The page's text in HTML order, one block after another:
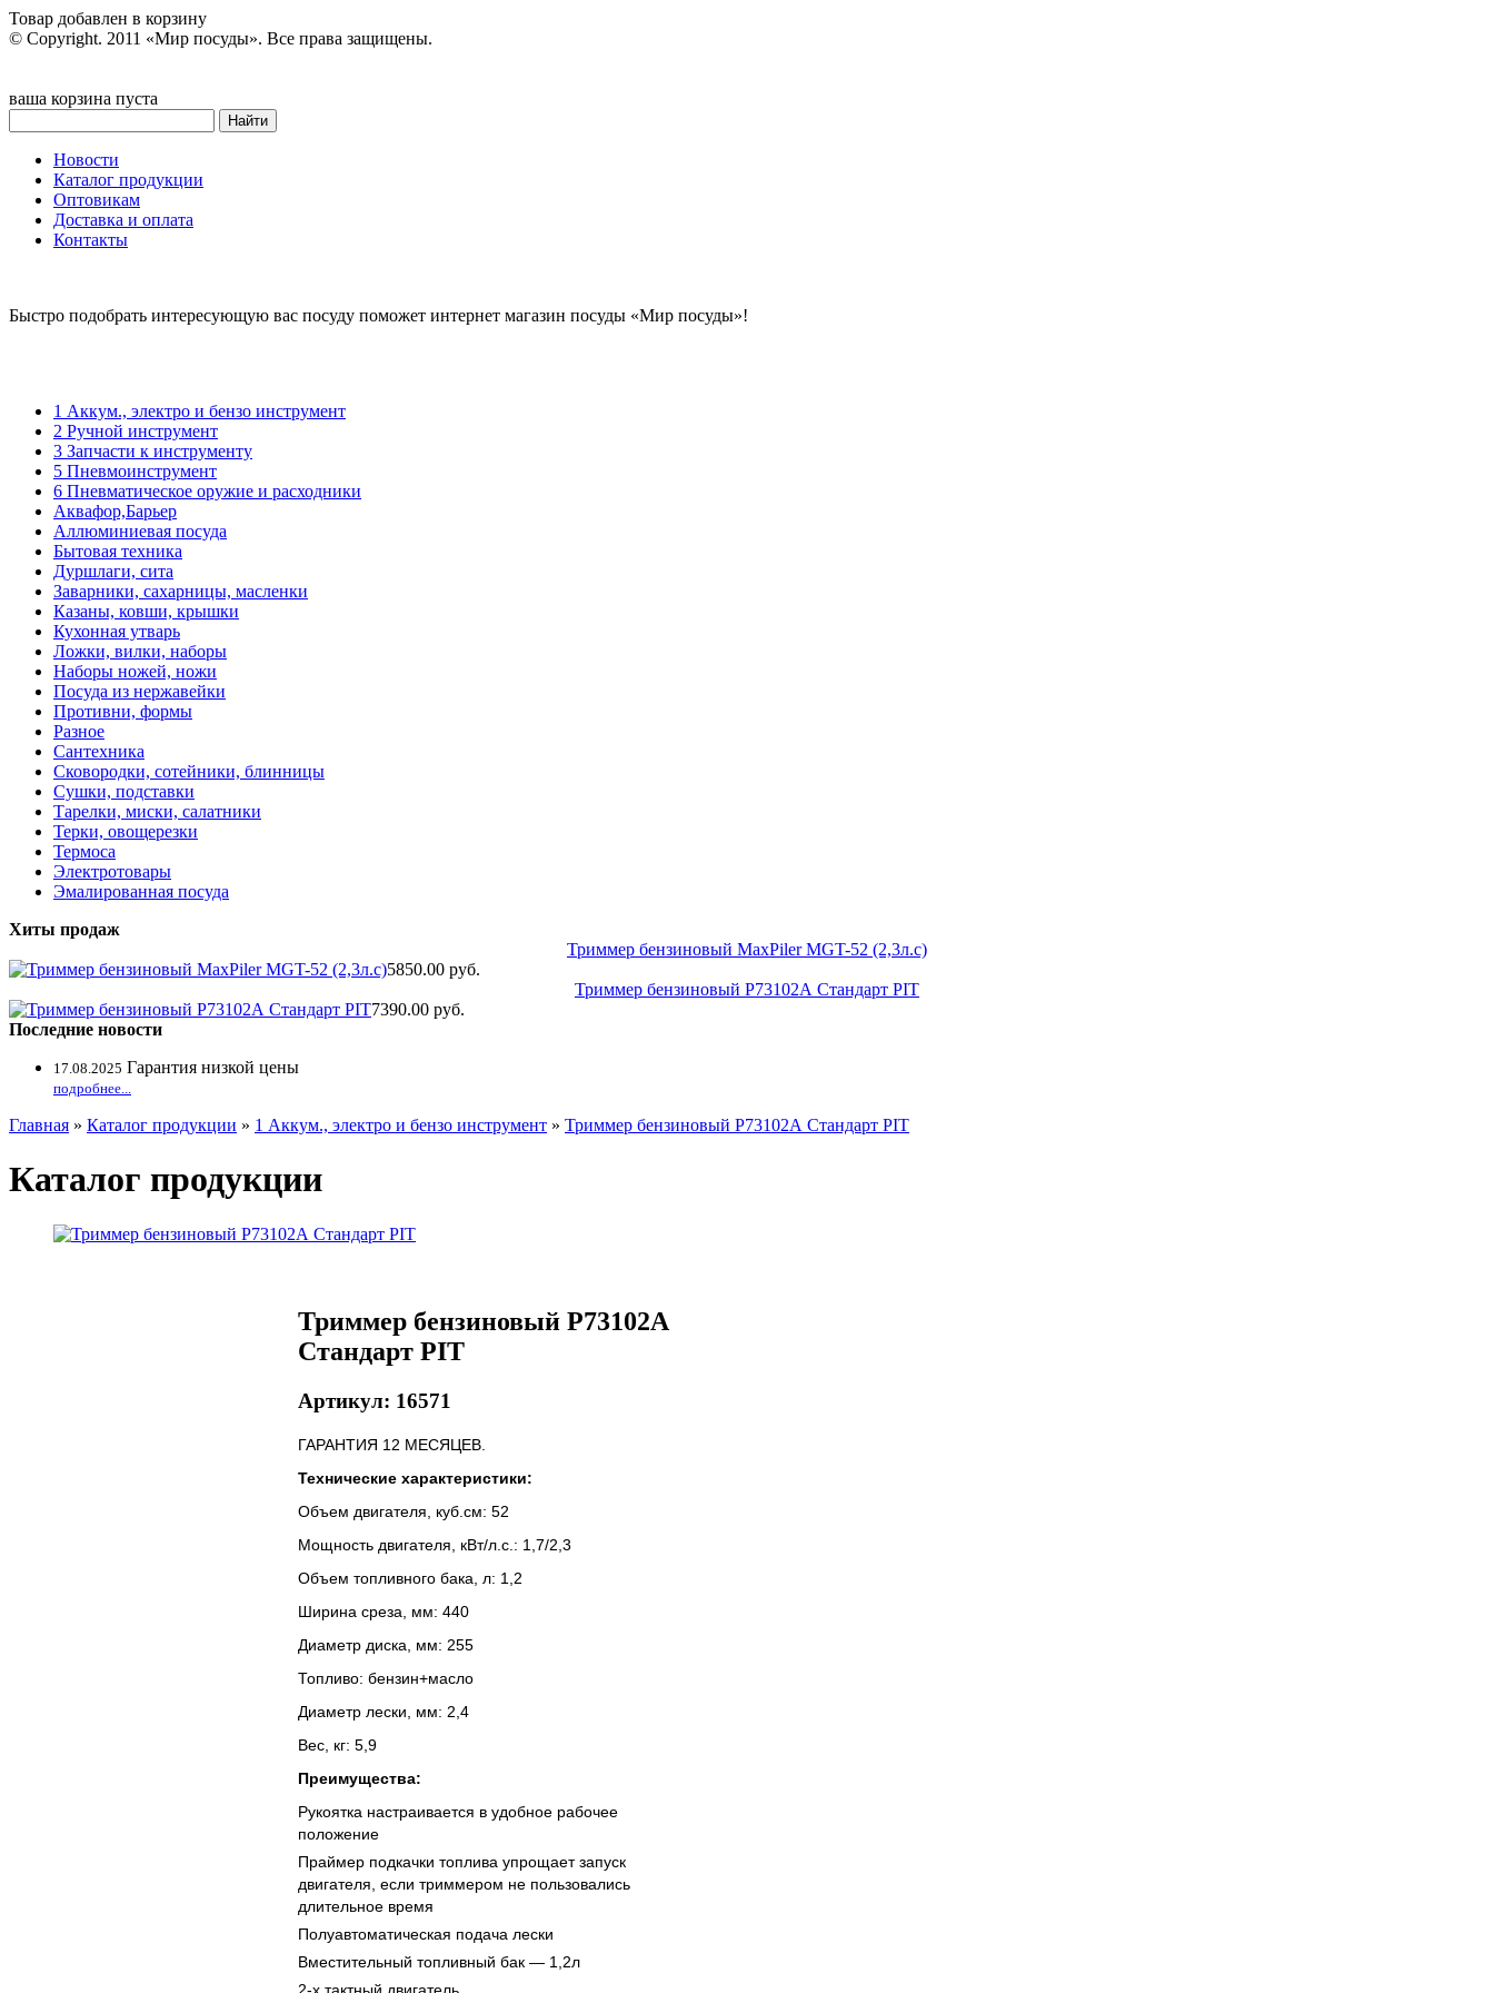
Товар добавлен в корзину
© Copyright. 2011 «Мир посуды». Все права защищены.
ваша корзина пуста
Новости
Каталог продукции
Оптовикам
Доставка и оплата
Контакты
Быстро подобрать интересующую вас посуду поможет интернет магазин посуды «Мир посуды»!
1 Аккум., электро и бензо инструмент
2 Ручной инструмент
3 Запчасти к инструменту
5 Пневмоинструмент
6 Пневматическое оружие и расходники
Аквафор,Барьер
Аллюминиевая посуда
Бытовая техника
Дуршлаги, сита
Заварники, сахарницы, масленки
Казаны, ковши, крышки
Кухонная утварь
Ложки, вилки, наборы
Наборы ножей, ножи
Посуда из нержавейки
Противни, формы
Разное
Сантехника
Сковородки, сотейники, блинницы
Сушки, подставки
Тарелки, миски, салатники
Терки, овощерезки
Термоса
Электротовары
Эмалированная посуда
Хиты продаж
Триммер бензиновый MaxPiler MGT-52 (2,3л.с)
5850.00 руб.
Триммер бензиновый Р73102А Стандарт PIT
7390.00 руб.
Последние новости
17.08.2025 Гарантия низкой цены
подробнее...
Главная » Каталог продукции » 1 Аккум., электро и бензо инструмент » Триммер бензиновый Р73102А Стандарт PIT
Каталог продукции
Триммер бензиновый Р73102А
Стандарт PIT
Артикул: 16571
ГАРАНТИЯ 12 МЕСЯЦЕВ.
Технические характеристики:
Объем двигателя, куб.см: 52
Мощность двигателя, кВт/л.с.: 1,7/2,3
Объем топливного бака, л: 1,2
Ширина среза, мм: 440
Диаметр диска, мм: 255
Топливо: бензин+масло
Диаметр лески, мм: 2,4
Вес, кг: 5,9
Преимущества:
Рукоятка настраивается в удобное рабочее
положение
Праймер подкачки топлива упрощает запуск
двигателя, если триммером не пользовались
длительное время
Полуавтоматическая подача лески
Вместительный топливный бак — 1,2л